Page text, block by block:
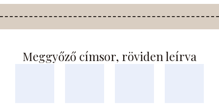
Meggyőző címsor, röviden leírva